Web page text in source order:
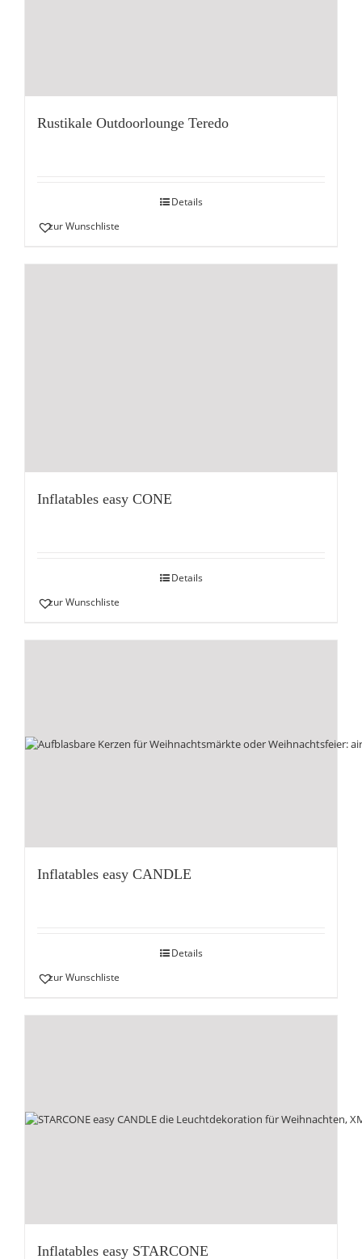
Rustikale Outdoorlounge Teredo
Details
zur Wunschliste
Inflatables easy CONE
Details
zur Wunschliste
Inflatables easy CANDLE
Details
zur Wunschliste
Inflatables easy STARCONE